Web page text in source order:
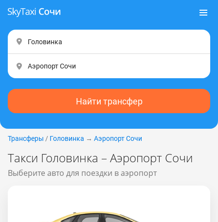
Найти трансфер
Трансферы / Головинка → Аэропорт Сочи
Такси Головинка – Аэропорт Сочи
Выберите авто для поездки в аэропорт